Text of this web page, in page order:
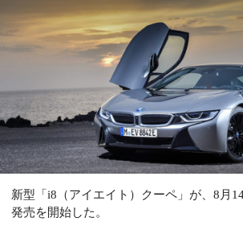
新型「i8（アイエイト）クーペ」が、8月
発売を開始した。